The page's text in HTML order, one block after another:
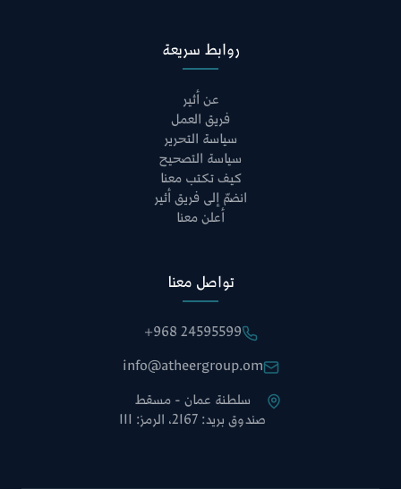
روابط سريعة
عن أثير
فريق العمل
سياسة التحرير
سياسة التصحيح
كيف تكتب معنا
انضمّ إلى فريق أثير
أعلن معنا
تواصل معنا
+968 24595599
info@atheergroup.om
سلطنة عمان - مسقط
صندوق بريد: 2167، الرمز: 111